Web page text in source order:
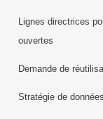
Lignes directrices
ouvertes
Demande de
Stratégie de